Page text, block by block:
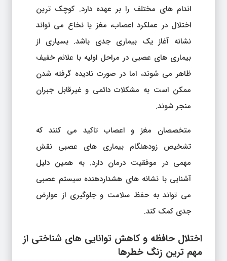
اندام های مختلف را بر عهده دارد. کوچک ترین
اختلال در عملکرد اعصاب، مغز یا نخاع می تواند
نشانه آغاز یک بیماری جدی باشد. بسیاری از
بیماری های عصبی در مراحل اولیه با علائم خفیف
ظاهر می شوند، اما در صورت نادیده گرفته شدن
ممکن است به مشکلات دائمی و غیرقابل جبران
منجر شوند.
متخصصان مغز و اعصاب تاکید می کنند که
تشخیص زودهنگام بیماری های عصبی نقش
مهمی در موفقیت درمان دارد. به همین دلیل
آشنایی با نشانه های هشداردهنده سیستم عصبی
می تواند به حفظ سلامت و جلوگیری از عوارض
جدی کمک کند.
اختلال حافظه و کاهش توانایی های شناختی از
مهم ترین زنگ خطرها